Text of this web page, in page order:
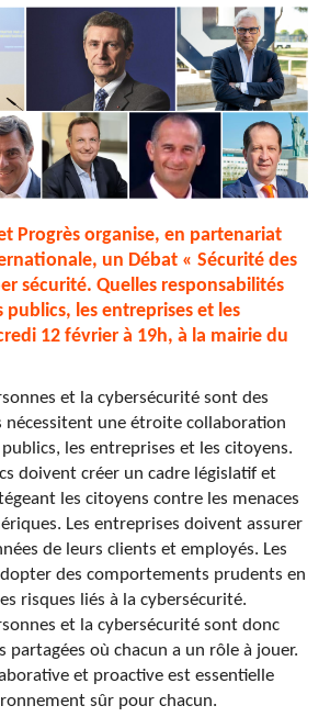
Progrès organise, en partenariat
un Débat « Sécurité des
sécurité. Quelles responsabilités
les entreprises et les
12 février à 19h, à la mairie du
et la cybersécurité sont des
nécessitent une étroite collaboration
les entreprises et les citoyens.
doivent créer un cadre législatif et
les citoyens contre les menaces
Les entreprises doivent assurer
de leurs clients et employés. Les
des comportements prudents en
risques liés à la cybersécurité.
et la cybersécurité sont donc
partagées où chacun a un rôle à jouer.
et proactive est essentielle
sûr pour chacun.